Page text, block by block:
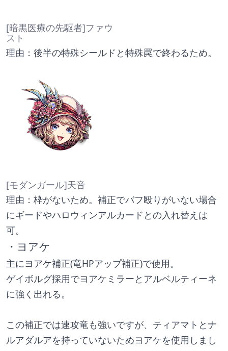
[暗黒医療の先駆者]ファウ
スト
理由：後半の特殊シールドと特殊罠で終わるため。
[モダンガール]天音
理由：枠がないため。補正でバフ殴りがいない場合
にギードやハロウィンアルカードとの入れ替えは
可。
・ヨアケ
主にヨアケ補正(竜HPアップ補正)で使用。
ゲイボルグ採用でヨアケミラーとアルベルティーネ
に強く出れる。
この補正では速攻竜も強いですが、ティアマトとナ
ルアダルアを持っていないためヨアケを使用しまし